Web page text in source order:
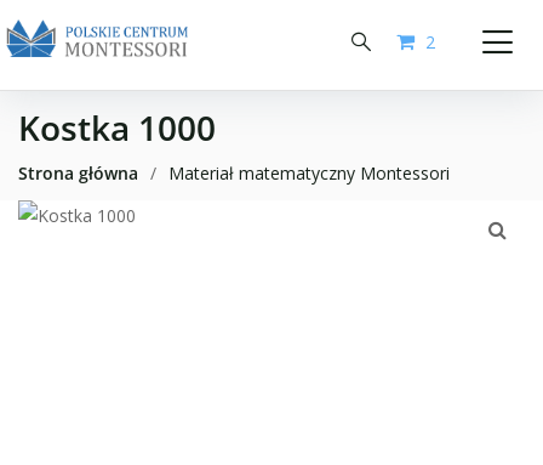
2
Kostka 1000
Strona główna / Materiał matematyczny Montessori